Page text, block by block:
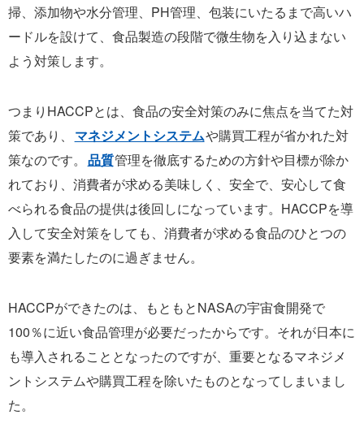
掃、添加物や水分管理、PH管理、包装にいたるまで高いハ
ードルを設けて、食品製造の段階で微生物を入り込まない
よう対策します。
つまりHACCPとは、食品の安全対策のみに焦点を当てた対
策であり、
マネジメントシステムや購買工程が省かれた対
策なのです。 品質管理を徹底するための方針や目標が除か
れており、消費者が求める美味しく、安全で、安心して食
べられる食品の提供は後回しになっています。HACCPを導
入して安全対策をしても、消費者が求める食品のひとつの
要素を満たしたのに過ぎません。
HACCPができたのは、もともとNASAの宇宙食開発で
100％に近い食品管理が必要だったからです。それが日本に
も導入されることとなったのですが、重要となるマネジメ
ントシステムや購買工程を除いたものとなってしまいまし
た。